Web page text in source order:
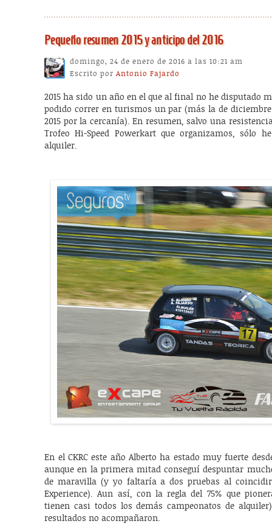
Pequeño resumen 2015 y anticipo del 2016
domingo, 24 de enero de 2016 a las 10:21 am
Escrito porAntonio Fajardo
2015 ha sido un año en el que al final no he disputado
podido correr en turismos un par (más la de diciembre
2015 por la cercanía). En resumen, salvo una
Trofeo Hi-Speed Powerkart que organizamos, sólo
alquiler.
En el CKRC este año Alberto ha estado muy fuerte
aunque en la primera mitad conseguí despuntar
de maravilla (y yo faltaría a dos pruebas al
Experience). Aun así, con la regla del 75% que
tienen casi todos los demás campeonatos de
resultados no acompañaron.